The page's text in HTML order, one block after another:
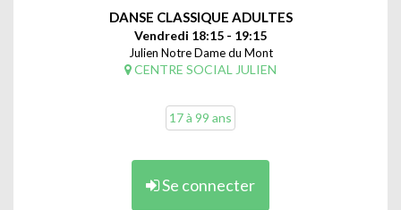
DANSE CLASSIQUE ADULTES
Vendredi 18:15 - 19:15
Julien Notre Dame du Mont
CENTRE SOCIAL JULIEN
17 à 99 ans
Se connecter